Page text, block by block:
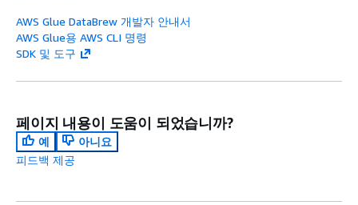
AWS Glue DataBrew 개발자 안내서
AWS Glue용 AWS CLI 명령
SDK 및 도구
페이지 내용이 도움이 되었습니까?
예
아니요
피드백 제공